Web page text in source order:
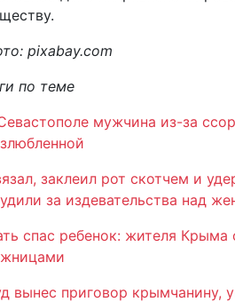
pixabay.com
по теме
мужчина из-за
заклеил рот скотчем и
за издевательства над
спас ребенок: жителя Крыма
вынес приговор крымчанину,